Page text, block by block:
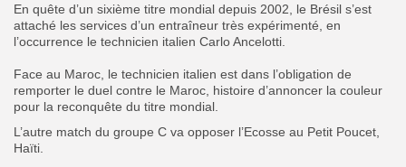
‎En quête d’un sixième titre mondial depuis 2002, le Brésil s’est
attaché les services d’un entraîneur très expérimenté, en
l’occurrence le technicien italien Carlo Ancelotti.
‎Face au Maroc, le technicien italien est dans l’obligation de
remporter le duel contre le Maroc, histoire d’annoncer la couleur
pour la reconquête du titre mondial.
‎L’autre match du groupe C va opposer l’Ecosse au Petit Poucet,
Haïti.